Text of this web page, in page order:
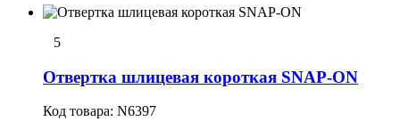
5
Отвеpтка шлицевая короткая SNAP-ON
Код товара: N6397